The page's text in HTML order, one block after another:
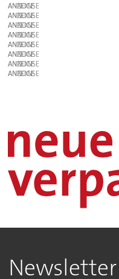
ANZEIGE
ANZEIGE
ANZEIGE
ANZEIGE
ANZEIGE
ANZEIGE
ANZEIGE
ANZEIGE
Newsletter